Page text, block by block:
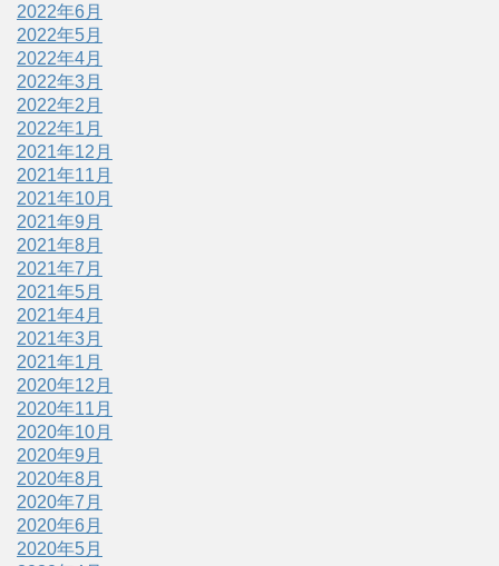
2022年6月
2022年5月
2022年4月
2022年3月
2022年2月
2022年1月
2021年12月
2021年11月
2021年10月
2021年9月
2021年8月
2021年7月
2021年5月
2021年4月
2021年3月
2021年1月
2020年12月
2020年11月
2020年10月
2020年9月
2020年8月
2020年7月
2020年6月
2020年5月